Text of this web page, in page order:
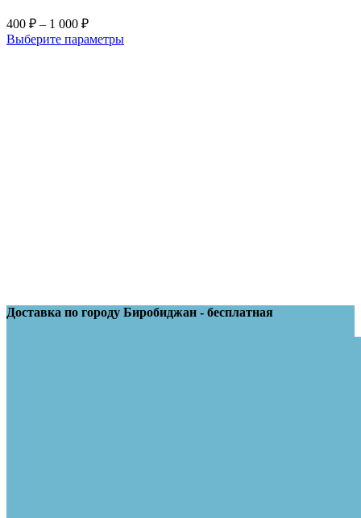
400 ₽ – 1 000 ₽
Выберите параметры
Доставка по городу Биробиджан - бесплатная